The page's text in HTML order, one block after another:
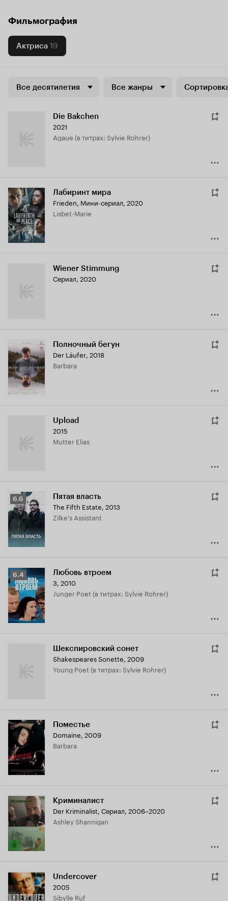
Фильмография
Актриса 19
Все десятилетия Все жанры
Die Bakchen
2021
Agaue (в титрах: Sylvie Rohrer)
Лабиринт мира
Frieden, Мини-сериал, 2020
Lisbet-Marie
Wiener Stimmung
Сериал, 2020
Полночный бегун
Der Läufer, 2018
Barbara
Upload
2015
Mutter Elias
Рейтинг
Кинопоиска
6.6
6.6 Пятая власть
The Fifth Estate, 2013
Zilke's Assistant
Рейтинг
Кинопоиска
6.4
6.4 Любовь втроем
3, 2010
Junger Poet (в титрах: Sylvie Rohrer)
Шекспировский сонет
Shakespeares Sonette, 2009
Young Poet (в титрах: Sylvie Rohrer)
Поместье
Domaine, 2009
Barbara
Криминалист
Der Kriminalist, Сериал, 2006–2020
Ashley Shannigan
Undercover
2005
Sibylle Ruf